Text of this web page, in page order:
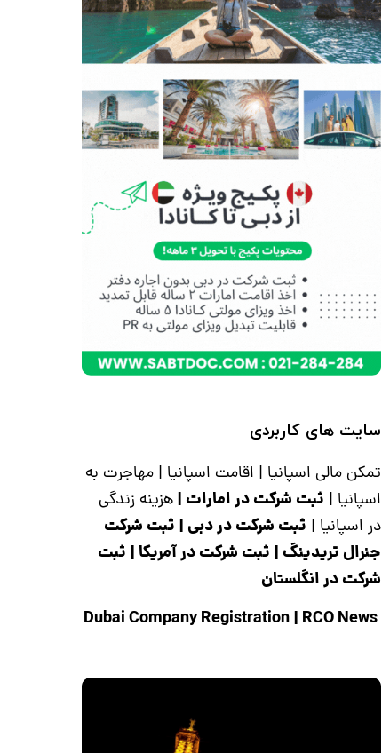
سایت های کاربردی
تمکن مالی اسپانیا | اقامت اسپانیا |مهاجرت به
اسپانیا | ثبت شرکت در امارات |هزینه زندگی
در اسپانیا | ثبت شرکت در دبی | ثبت شرکت
جنرال تریدینگ | ثبت شرکت در آمریکا | ثبت
شرکت در انگلستان
Dubai Company Registration
| RCO News